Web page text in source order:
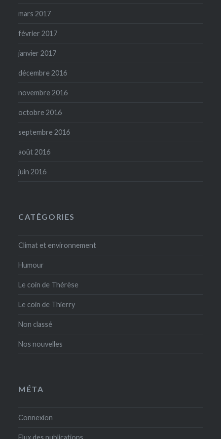
mars 2017
février 2017
janvier 2017
décembre 2016
novembre 2016
octobre 2016
septembre 2016
août 2016
juin 2016
CATÉGORIES
Climat et environnement
Humour
Le coin de Thérèse
Le coin de Thierry
Non classé
Nos nouvelles
MÉTA
Connexion
Flux des publications